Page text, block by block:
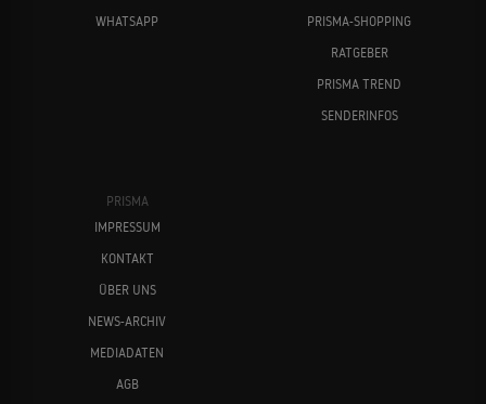
WHATSAPP
PRISMA-SHOPPING
RATGEBER
PRISMA TREND
SENDERINFOS
PRISMA
IMPRESSUM
KONTAKT
ÜBER UNS
NEWS-ARCHIV
MEDIADATEN
AGB